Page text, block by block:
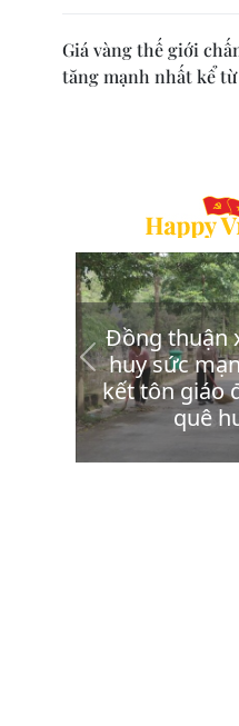
Giá vàng thế giới
tăng mạnh nhất kể